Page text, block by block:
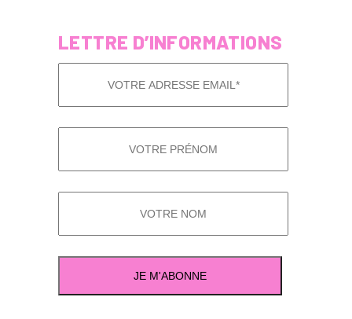
LETTRE D’INFORMATIONS